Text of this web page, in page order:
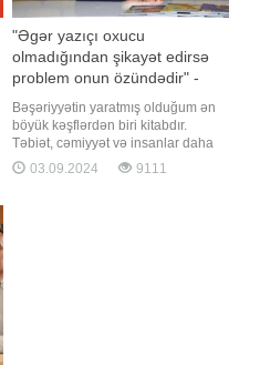
"Əgər yazıçı oxucu
olmadığından şikayət edirsə
problem onun özündədir" -
Yazıçıdan AÇIQLAMA
Bəşəriyyətin yaratmış olduğum ən
böyük kəşflərdən biri kitabdır.
Təbiət, cəmiyyət və insanlar daha
çox kitablar vasitəsilə əlaqələnir,
formalaşır, inkişaf edir. Bəs bu gün
03.09.2024 9111